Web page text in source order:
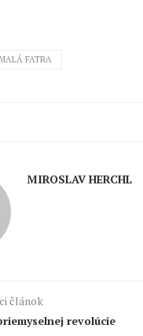
FATRA
MIROSLAV HERCHL
článok
revolúcie